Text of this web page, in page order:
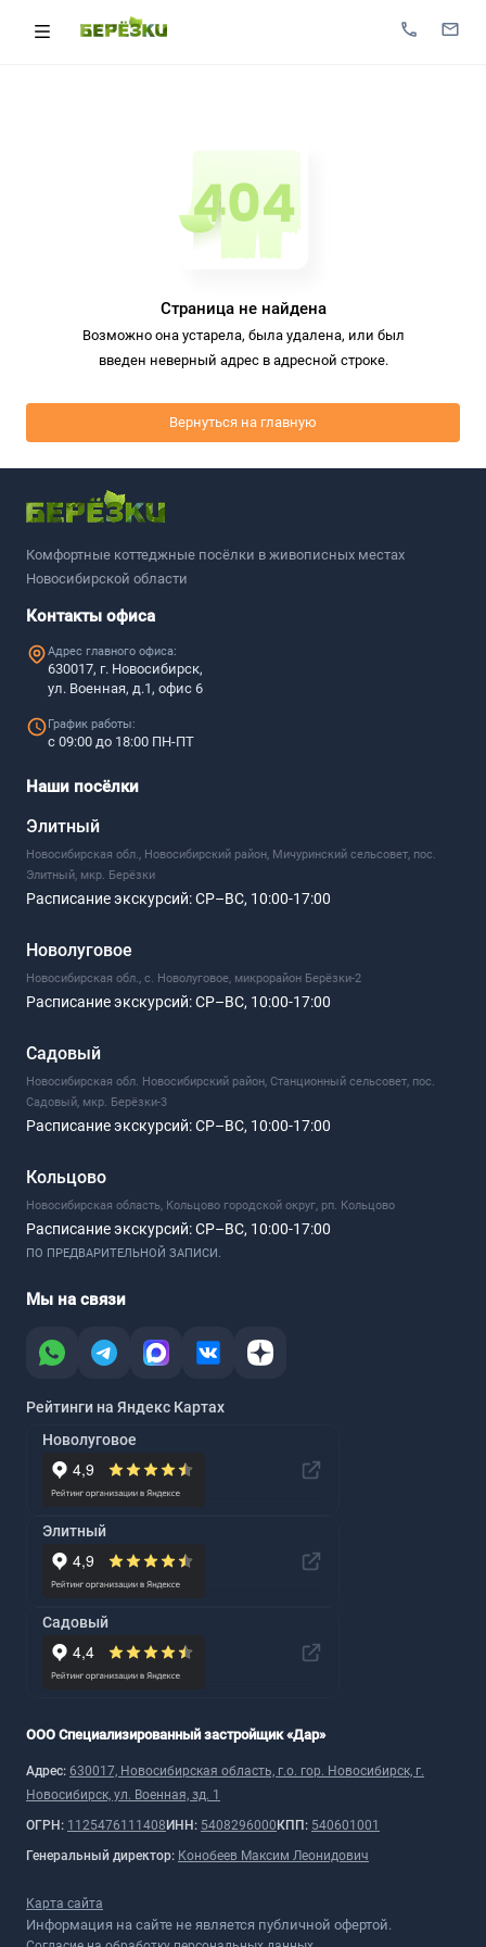
Страница не найдена
Возможно она устарела, была удалена, или был
введен неверный адрес в адресной строке.
Вернуться на главную
Комфортные коттеджные посёлки в живописных местах
Новосибирской области
Контакты офиса
Адрес главного офиса:
630017, г. Новосибирск,
ул. Военная, д.1, офис 6
График работы:
с 09:00 до 18:00 ПН-ПТ
Наши посёлки
Элитный
Новосибирская обл., Новосибирский район, Мичуринский сельсовет, пос.
Элитный, мкр. Берёзки
Расписание экскурсий:СР–ВС, 10:00-17:00
Новолуговое
Новосибирская обл., с. Новолуговое, микрорайон Берёзки-2
Расписание экскурсий:СР–ВС, 10:00-17:00
Садовый
Новосибирская обл. Новосибирский район, Станционный сельсовет, пос.
Садовый, мкр. Берёзки-3
Расписание экскурсий:СР–ВС, 10:00-17:00
Кольцово
Новосибирская область, Кольцово городской округ, рп. Кольцово
Расписание экскурсий:СР–ВС, 10:00-17:00
ПО ПРЕДВАРИТЕЛЬНОЙ ЗАПИСИ.
Мы на связи
Рейтинги на Яндекс Картах
Новолуговое
Элитный
Садовый
ООО Специализированный застройщик «Дар»
Адрес: 630017, Новосибирская область, г.о. гор. Новосибирск, г.
Новосибирск, ул. Военная, зд. 1
ОГРН: 1125476111408 ИНН: 5408296000 КПП: 540601001
Генеральный директор: Конобеев Максим Леонидович
Карта сайта
Информация на сайте не является публичной офертой.